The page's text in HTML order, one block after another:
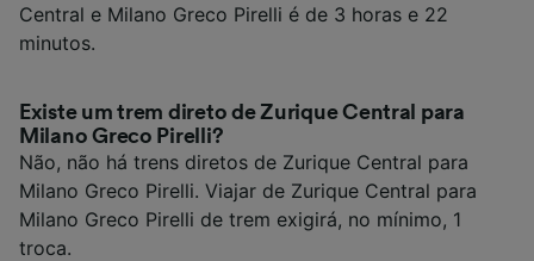
Central e Milano Greco Pirelli é de 3 horas e 22
minutos.
Existe um trem direto de Zurique Central para
Milano Greco Pirelli?
Não, não há trens diretos de Zurique Central para
Milano Greco Pirelli. Viajar de Zurique Central para
Milano Greco Pirelli de trem exigirá, no mínimo, 1
troca.